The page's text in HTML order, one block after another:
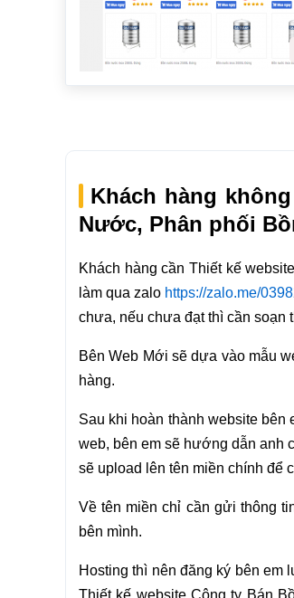
Khách hàng
Nước, Phân phối
Khách hàng cần Thiết kế
làm qua zalo https://zalo.me/
chưa, nếu chưa đạt thì cần soạn
Bên Web Mới sẽ dựa vào mẫu
hàng.
Sau khi hoàn thành website bên
web, bên em sẽ hướng dẫn anh
sẽ upload lên tên miền chính để
Về tên miền chỉ cần gửi thông
bên mình.
Hosting thì nên đăng ký bên em
Thiết kế website Công ty Bán